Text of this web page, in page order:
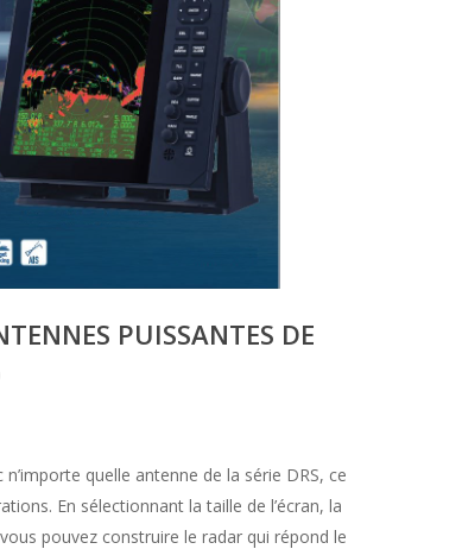
PUISSANTES DE
quelle antenne de la série DRS, ce
En sélectionnant la taille de l’écran, la
pouvez construire le radar qui répond le